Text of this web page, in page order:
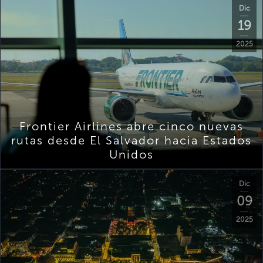
Dic
19
2025
Frontier Airlines abre cinco nuevas
rutas desde El Salvador hacia Estados
Unidos
Dic
09
2025